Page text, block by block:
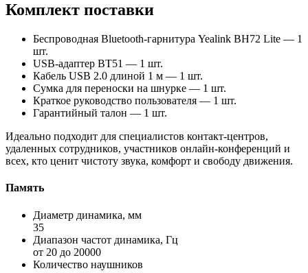
Комплект поставки
Беспроводная Bluetooth-гарнитура Yealink BH72 Lite — 1
шт.
USB-адаптер BT51 — 1 шт.
Кабель USB 2.0 длиной 1 м — 1 шт.
Сумка для переноски на шнурке — 1 шт.
Краткое руководство пользователя — 1 шт.
Гарантийный талон — 1 шт.
Идеально подходит для специалистов контакт-центров,
удаленных сотрудников, участников онлайн-конференций и
всех, кто ценит чистоту звука, комфорт и свободу движения.
Память
Диаметр динамика, мм
35
Диапазон частот динамика, Гц
от 20 до 20000
Количество наушников